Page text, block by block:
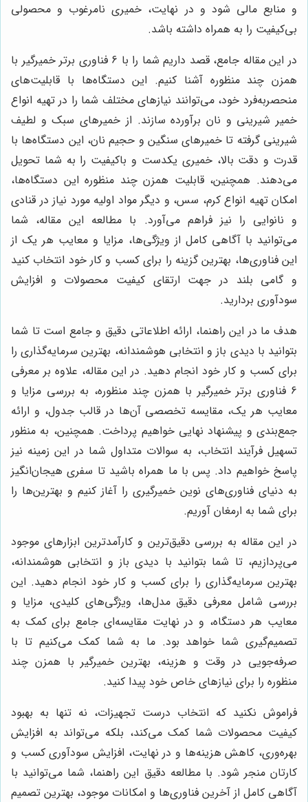
و منابع مالی شود و در نهایت، خمیری نامرغوب و محصولی
بی‌کیفیت را به همراه داشته باشد.
در این مقاله جامع، قصد داریم شما را با 6 فناوری برتر خمیرگیر با
همزن چند منظوره آشنا کنیم. این دستگاه‌ها با قابلیت‌های
منحصربه‌فرد خود، می‌توانند نیازهای مختلف شما را در تهیه انواع
خمیر شیرینی و نان برآورده سازند. از خمیرهای سبک و لطیف
شیرینی گرفته تا خمیرهای سنگین و حجیم نان، این دستگاه‌ها با
قدرت و دقت بالا، خمیری یکدست و باکیفیت را به شما تحویل
می‌دهند. همچنین، قابلیت همزن چند منظوره این دستگاه‌ها،
امکان تهیه انواع کرم، سس، و دیگر مواد اولیه مورد نیاز در قنادی
و نانوایی را نیز فراهم می‌آورد. با مطالعه این مقاله، شما
می‌توانید با آگاهی کامل از ویژگی‌ها، مزایا و معایب هر یک از
این فناوری‌ها، بهترین گزینه را برای کسب و کار خود انتخاب کنید
و گامی بلند در جهت ارتقای کیفیت محصولات و افزایش
سودآوری بردارید.
هدف ما در این راهنما، ارائه اطلاعاتی دقیق و جامع است تا شما
بتوانید با دیدی باز و انتخابی هوشمندانه، بهترین سرمایه‌گذاری را
برای کسب و کار خود انجام دهید. در این مقاله، علاوه بر معرفی
6 فناوری برتر خمیرگیر با همزن چند منظوره، به بررسی مزایا و
معایب هر یک، مقایسه تخصصی آن‌ها در قالب جدول، و ارائه
جمع‌بندی و پیشنهاد نهایی خواهیم پرداخت. همچنین، به منظور
تسهیل فرآیند انتخاب، به سوالات متداول شما در این زمینه نیز
پاسخ خواهیم داد. پس با ما همراه باشید تا سفری هیجان‌انگیز
به دنیای فناوری‌های نوین خمیرگیری را آغاز کنیم و بهترین‌ها را
برای شما به ارمغان آوریم.
در این مقاله به بررسی دقیق‌ترین و کارآمدترین ابزارهای موجود
می‌پردازیم، تا شما بتوانید با دیدی باز و انتخابی هوشمندانه،
بهترین سرمایه‌گذاری را برای کسب و کار خود انجام دهید. این
بررسی شامل معرفی دقیق مدل‌ها، ویژگی‌های کلیدی، مزایا و
معایب هر دستگاه، و در نهایت مقایسه‌ای جامع برای کمک به
تصمیم‌گیری شما خواهد بود. ما به شما کمک می‌کنیم تا با
صرفه‌جویی در وقت و هزینه، بهترین خمیرگیر با همزن چند
منظوره را برای نیازهای خاص خود پیدا کنید.
فراموش نکنید که انتخاب درست تجهیزات، نه تنها به بهبود
کیفیت محصولات شما کمک می‌کند، بلکه می‌تواند به افزایش
بهره‌وری، کاهش هزینه‌ها و در نهایت، افزایش سودآوری کسب و
کارتان منجر شود. با مطالعه دقیق این راهنما، شما می‌توانید با
آگاهی کامل از آخرین فناوری‌ها و امکانات موجود، بهترین تصمیم